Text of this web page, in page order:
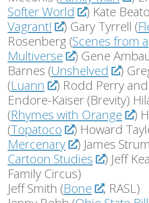
Softer World
) Kate
Vagrant!
) Gary Tyrrell (
Rosenberg (Scenes from a
Multiverse
) Gene
Barnes (Unshelved
)
(Luann
) Rodd Perry
Endore-Kaiser (Brevity)
(Rhymes with Orange
)
(Topatoco ) Howard
Mercenary
) James
Cartoon Studies
) Jeff
Family Circus)
Jeff Smith (Bone
, RASL)